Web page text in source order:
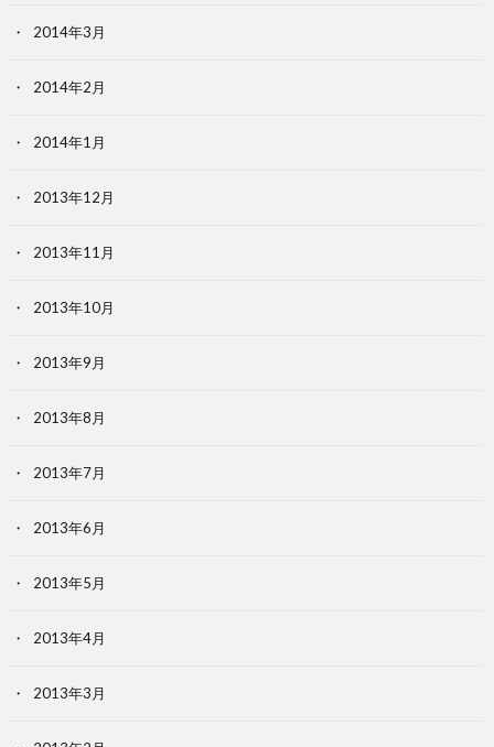
2014年3月
2014年2月
2014年1月
2013年12月
2013年11月
2013年10月
2013年9月
2013年8月
2013年7月
2013年6月
2013年5月
2013年4月
2013年3月